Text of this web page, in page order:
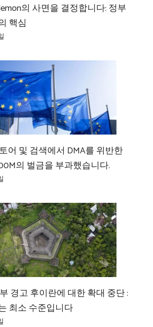
의 사면을 결정합니다: 정부
핵심
어 및 검색에서 DMA를 위반한
의 벌금을 부과했습니다.
경고 후이란에 대한 확대 중단 :
최소 수준입니다